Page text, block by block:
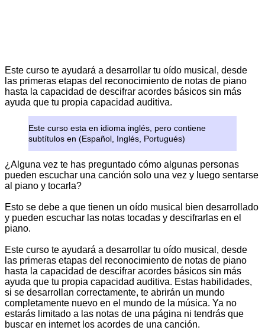
Este curso te ayudará a desarrollar tu oído musical, desde
las primeras etapas del reconocimiento de notas de piano
hasta la capacidad de descifrar acordes básicos sin más
ayuda que tu propia capacidad auditiva.
Este curso esta en idioma inglés, pero contiene
subtítulos en (Español, Inglés, Portugués)
¿Alguna vez te has preguntado cómo algunas personas
pueden escuchar una canción solo una vez y luego sentarse
al piano y tocarla?
Esto se debe a que tienen un oído musical bien desarrollado
y pueden escuchar las notas tocadas y descifrarlas en el
piano.
Este curso te ayudará a desarrollar tu oído musical, desde
las primeras etapas del reconocimiento de notas de piano
hasta la capacidad de descifrar acordes básicos sin más
ayuda que tu propia capacidad auditiva. Estas habilidades,
si se desarrollan correctamente, te abrirán un mundo
completamente nuevo en el mundo de la música. Ya no
estarás limitado a las notas de una página ni tendrás que
buscar en internet los acordes de una canción.